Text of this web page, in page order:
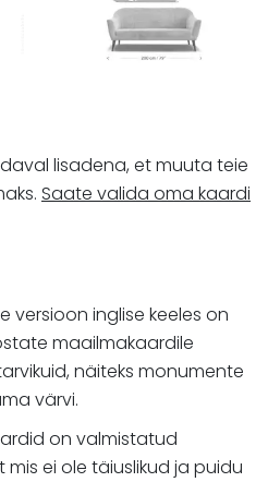
lisadena, et muuta teie
Saate valida oma kaardi
versioon inglise keeles on
maailmakaardile
näiteks monumente
värvi.
on valmistatud
ei ole täiuslikud ja puidu